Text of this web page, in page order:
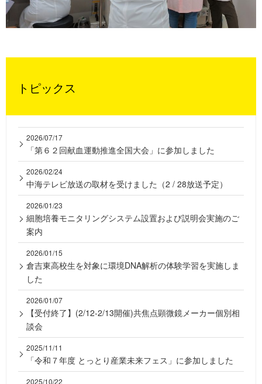
トピックス
2026/07/17
「第６２回献血運動推進全国大会」に参加しました
2026/02/24
中海テレビ放送の取材を受けました（2 / 28放送予定）
2026/01/23
細胞培養モニタリングシステム設置および説明会実施のご
案内
2026/01/15
倉吉東高校生を対象に環境DNA解析の体験学習を実施しま
した
2026/01/07
【受付終了】(2/12-2/13開催)共焦点顕微鏡メーカー個別相
談会
2025/11/11
「令和７年度 とっとり産業未来フェス」に参加しました
2025/10/22